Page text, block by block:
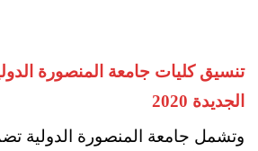
تنسيق كليات جامعة المنصورة
الجديدة 2020